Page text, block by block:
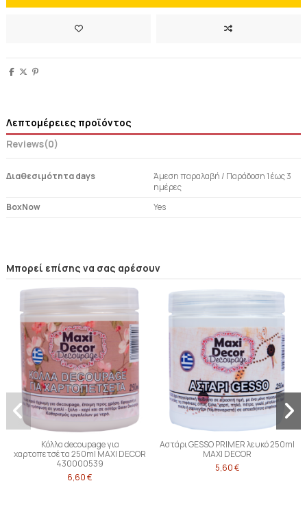
Λεπτομέρειες προϊόντος
Reviews(0)
Διαθεσιμότητα days
Άμεση παραλαβή / Παράδoση 1 έως 3
ημέρες
BoxNow
Yes
Μπορεί επίσης να σας αρέσουν
Κόλλα decoupage για
χαρτοπετσέτα 250ml MAXI DECOR
430000539
6,60 €
Αστάρι GESSO PRIMER λευκό 250ml
MAXI DECOR
5,60 €